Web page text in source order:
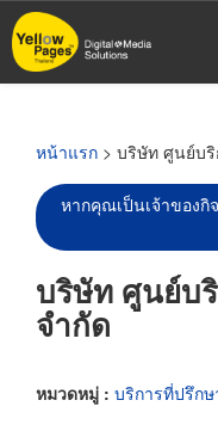
ข้าม
ไป
หน้าแรก > บริษัท ศูนย์บ
หากคุณเป็นเจ้าของกิ
บริษัท ศูนย์บ
จำกัด
หมวดหมู่ : บริการที่ปรึก